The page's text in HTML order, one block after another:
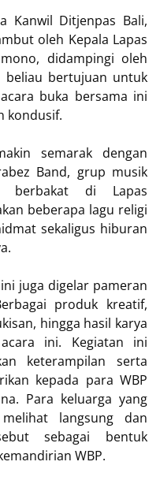
Kanwil Ditjenpas Bali,
oleh Kepala Lapas
didampingi oleh
beliau bertujuan untuk
buka bersama ini
kondusif.
semarak dengan
Band, grup musik
berbakat di Lapas
beberapa lagu religi
sekaligus hiburan
juga digelar pameran
produk kreatif,
hingga hasil karya
ini. Kegiatan ini
keterampilan serta
kepada para WBP
Para keluarga yang
langsung dan
sebagai bentuk
WBP.